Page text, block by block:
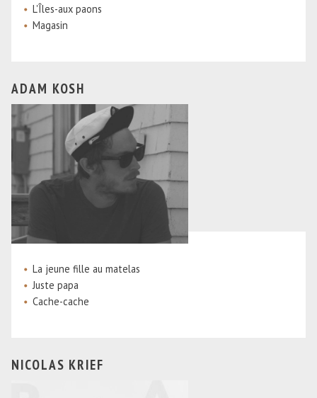
L'Îles-aux paons
Magasin
ADAM KOSH
La jeune fille au matelas
Juste papa
Cache-cache
NICOLAS KRIEF